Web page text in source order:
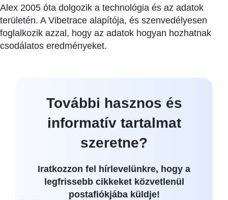
Alex 2005 óta dolgozik a technológia és az adatok
területén. A Vibetrace alapítója, és szenvedélyesen
foglalkozik azzal, hogy az adatok hogyan hozhatnak
csodálatos eredményeket.
További hasznos és
informatív tartalmat
szeretne?
Iratkozzon fel hírlevelünkre, hogy a
legfrissebb cikkeket közvetlenül
postafiókjába küldje!